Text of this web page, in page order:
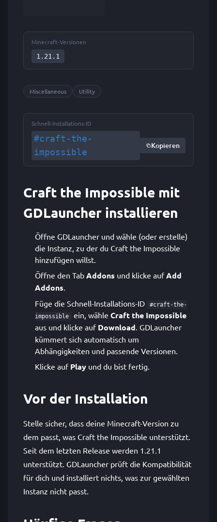
Minecraft-Versionen
1.21.1
Miscellaneous Utility
Schnell-Installations-ID
#craft-the-
impossible
Kopieren
Craft the Impossible mit
GDLauncher installieren
Öffne GDLauncher und wähle (oder erstelle)
die Instanz, zu der du Craft the Impossible
hinzufügen willst.
Öffne den Tab Addons und klicke aufAdd
Addons.
Füge die Schnell-Installations-ID
#craft-the-
impossible
ein, wähle Craft the Impossible
aus und klicke auf Download. GDLauncher
kümmert sich automatisch um
Abhängigkeiten und passende Versionen.
Klicke auf Play und du bist fertig.
Vor der Installation
Stelle sicher, dass deine Minecraft-Version zu
dem passt, was Craft the Impossible unterstützt.
Seit dem letzten Release werden 1.21.1
unterstützt. GDLauncher prüft die Kompatibilität
für dich und installiert nichts, was zur gewählten
Instanz nicht passt.